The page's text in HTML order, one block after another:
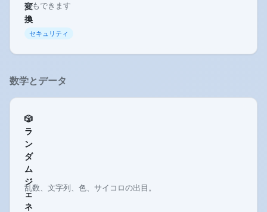
変
換
換もできます
セキュリティ
数学とデータ
🎲
ラ
ン
ダ
ム
ジ
ェ
ネ
乱数、文字列、色、サイコロの出目。